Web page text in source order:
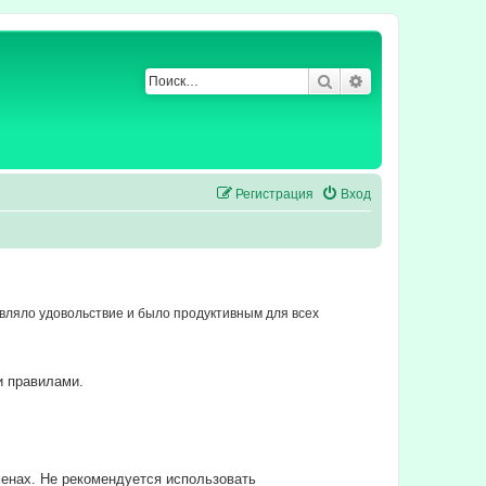
Поиск
Вход
Регистрация
удовольствие и было продуктивным для всех
правилами.
Не рекомендуется использовать